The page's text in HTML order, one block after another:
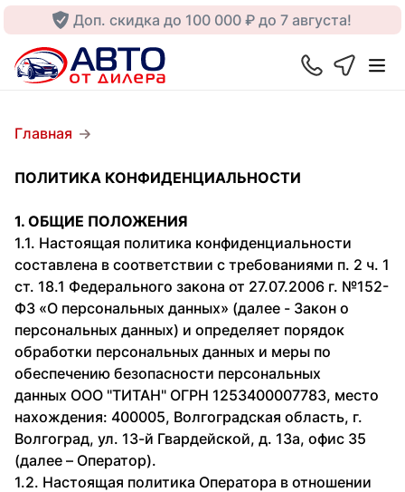
Доп. скидка до 100 000 ₽ до 7 августа!
Главная
ПОЛИТИКА КОНФИДЕНЦИАЛЬНОСТИ
1. ОБЩИЕ ПОЛОЖЕНИЯ
1.1. Настоящая политика конфиденциальности
составлена в соответствии с требованиями п. 2 ч. 1
ст. 18.1 Федерального закона от 27.07.2006 г. №152-
ФЗ «О персональных данных» (далее - Закон о
персональных данных) и определяет порядок
обработки персональных данных и меры по
обеспечению безопасности персональных
данных ООО "ТИТАН" ОГРН 1253400007783, место
нахождения: 400005, Волгоградская область, г.
Волгоград, ул. 13-й Гвардейской, д. 13а, офис 35
(далее – Оператор).
1.2. Настоящая политика Оператора в отношении